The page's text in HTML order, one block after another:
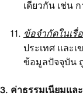
เดียวกัน เช่น
ข้อจำกัดในเ
ประเทศ และ
ข้อมูลปัจจุบัน
3. ค่าธรรมเนียมแล